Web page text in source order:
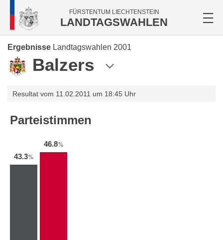
FÜRSTENTUM LIECHTENSTEIN
LANDTAGSWAHLEN
Ergebnisse Landtagswahlen 2001
Balzers
Resultat vom 11.02.2011 um 18:45 Uhr
Parteistimmen
43.3%
46.8%